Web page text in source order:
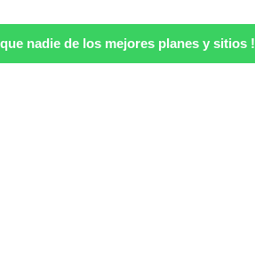
nadie de los mejores planes y sitios !